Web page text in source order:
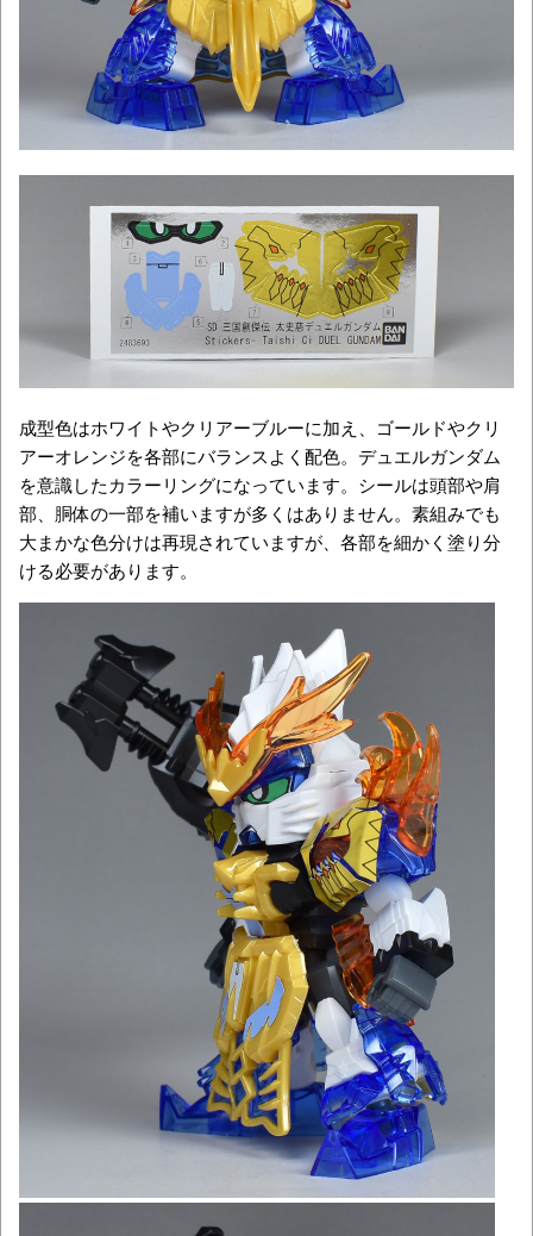
成型色はホワイトやクリアーブルーに加え、ゴールドやクリ
アーオレンジを各部にバランスよく配色。デュエルガンダム
を意識したカラーリングになっています。シールは頭部や肩
部、胴体の一部を補いますが多くはありません。素組みでも
大まかな色分けは再現されていますが、各部を細かく塗り分
ける必要があります。